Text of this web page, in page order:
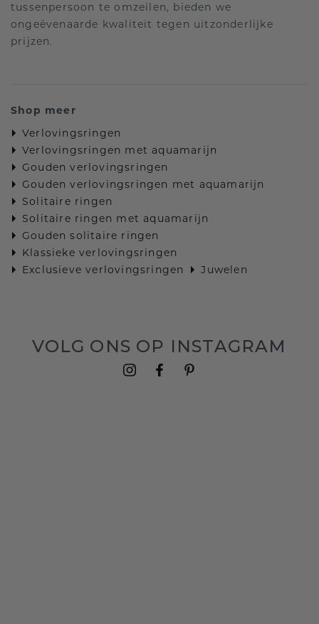
tussenpersoon te omzeilen, bieden we
ongeëvenaarde kwaliteit tegen uitzonderlijke
prijzen.
Shop meer
Verlovingsringen
Verlovingsringen met aquamarijn
Gouden verlovingsringen
Gouden verlovingsringen met aquamarijn
Solitaire ringen
Solitaire ringen met aquamarijn
Gouden solitaire ringen
Klassieke verlovingsringen
Exclusieve verlovingsringen
Juwelen
VOLG ONS OP INSTAGRAM